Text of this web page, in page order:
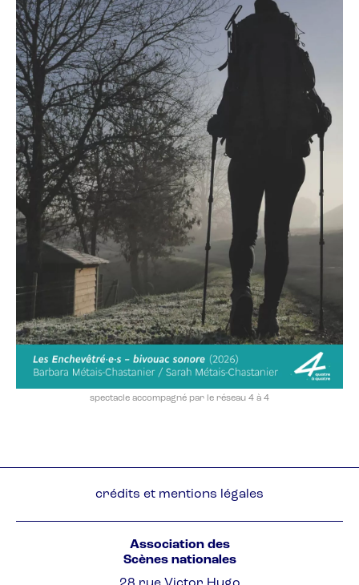
spectacle accompagné par le réseau 4 à 4
page
crédits et mentions légales
Association des
Scènes nationales